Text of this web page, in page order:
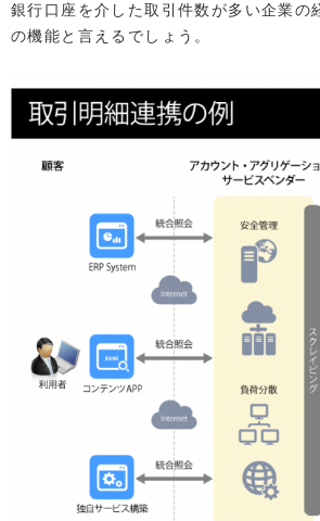
銀行口座を介した取引件数が多い企業の
の機能と言えるでしょう。